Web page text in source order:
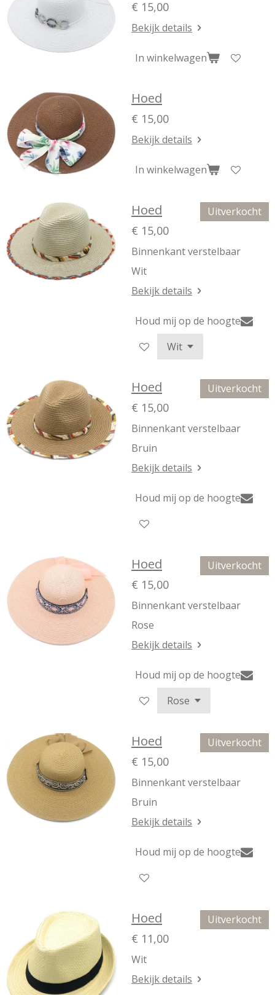
€ 15,00
Bekijk details
In winkelwagen
Hoed
€ 15,00
Bekijk details
In winkelwagen
Uitverkocht
Hoed
€ 15,00
Binnenkant verstelbaar
Wit
Bekijk details
Houd mij op de hoogte
Uitverkocht
Hoed
€ 15,00
Binnenkant verstelbaar
Bruin
Bekijk details
Houd mij op de hoogte
Uitverkocht
Hoed
€ 15,00
Binnenkant verstelbaar
Rose
Bekijk details
Houd mij op de hoogte
Uitverkocht
Hoed
€ 15,00
Binnenkant verstelbaar
Bruin
Bekijk details
Houd mij op de hoogte
Uitverkocht
Hoed
€ 11,00
Wit
Bekijk details